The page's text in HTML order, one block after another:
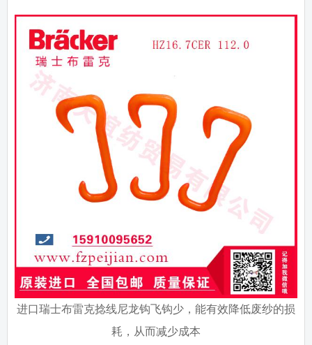
进口瑞士布雷克捻线尼龙钩飞钩少，能有效降低废纱的损
耗，从而减少成本